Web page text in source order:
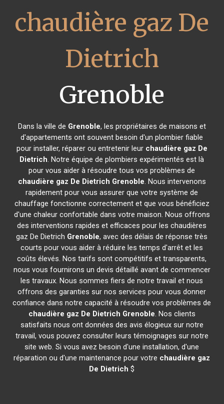
chaudière gaz De
Dietrich
Grenoble
Dans la ville de Grenoble, les propriétaires de maisons et
d'appartements ont souvent besoin d'un plombier fiable
pour installer, réparer ou entretenir leur chaudière gaz De
Dietrich. Notre équipe de plombiers expérimentés est là
pour vous aider à résoudre tous vos problèmes de
chaudière gaz De Dietrich Grenoble. Nous intervenons
rapidement pour vous assurer que votre système de
chauffage fonctionne correctement et que vous bénéficiez
d'une chaleur confortable dans votre maison. Nous offrons
des interventions rapides et efficaces pour les chaudières
gaz De Dietrich Grenoble, avec des délais de réponse très
courts pour vous aider à réduire les temps d'arrêt et les
coûts élevés. Nos tarifs sont compétitifs et transparents,
nous vous fournirons un devis détaillé avant de commencer
les travaux. Nous sommes fiers de notre travail et nous
offrons des garanties sur nos services pour vous donner
confiance dans notre capacité à résoudre vos problèmes de
chaudière gaz De Dietrich Grenoble. Nos clients
satisfaits nous ont données des avis élogieux sur notre
travail, vous pouvez consulter leurs témoignages sur notre
site web. Si vous avez besoin d'une installation, d'une
réparation ou d'une maintenance pour votre chaudière gaz
De Dietrich $